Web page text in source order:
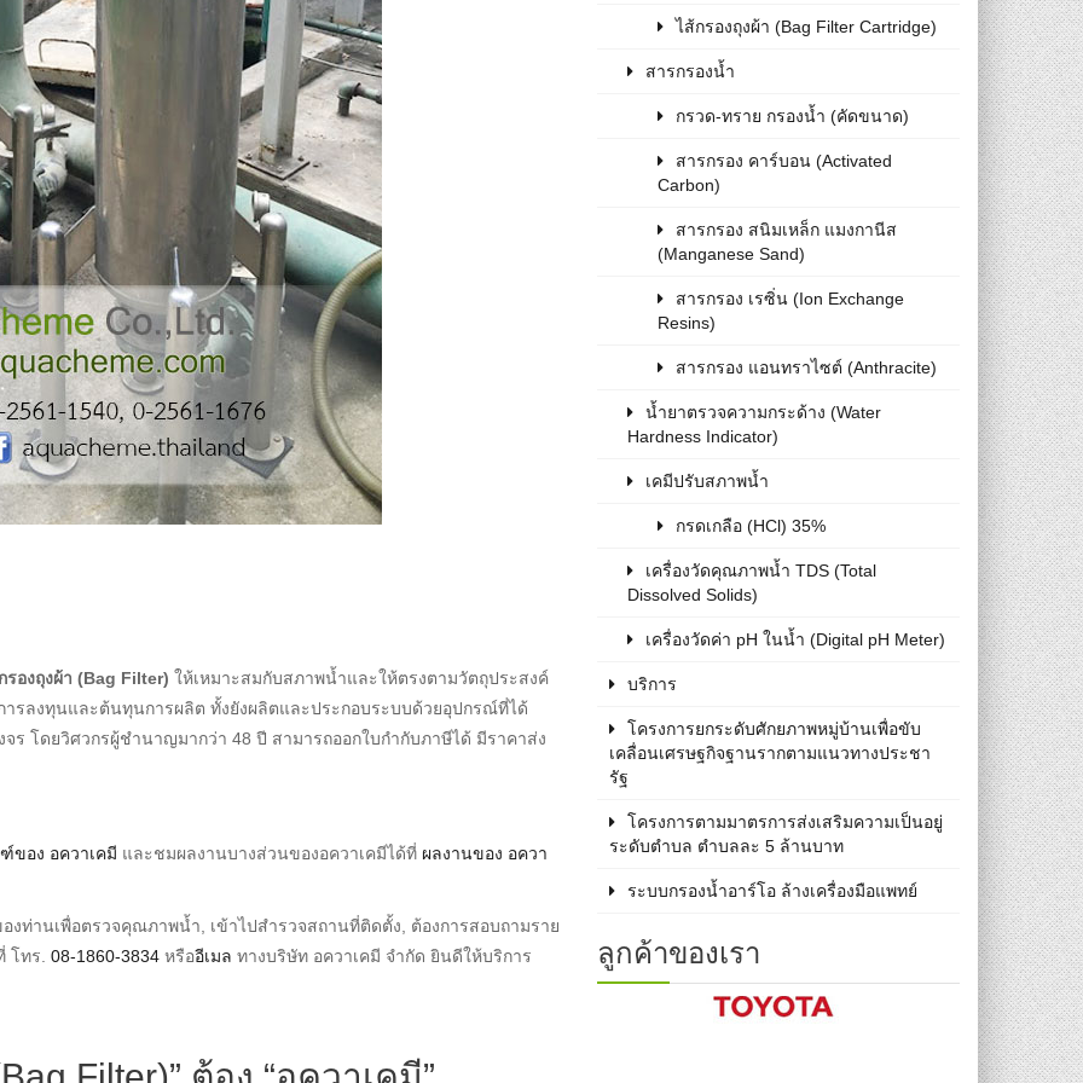
รองถุงผ้า (Bag Filter) ให้เหมาะสมกับสภาพน้ำและให้ตรงตามวัตถุประสงค์
รลงทุนและต้นทุนการผลิต ทั้งยังผลิตและประกอบระบบด้วยอุปกรณ์ที่ได้
ร โดยวิศวกรผู้ชำนาญมากว่า 48 ปี สามารถออกใบกำกับภาษีได้ มีราคาส่ง
ของ อควาเคมี และชมผลงานบางส่วนของอควาเคมีได้ที่ ผลงานของ อควา
ท่านเพื่อตรวจคุณภาพน้ำ, เข้าไปสำรวจสถานที่ติดตั้ง, ต้องการสอบถามราย
โทร. 08-1860-3834 หรืออีเมล ทางบริษัท อควาเคมี จำกัด ยินดีให้บริการ
ไส้กรองถุงผ้า (Bag Filter Cartridge)
สารกรองน้ำ
กรวด-ทราย กรองน้ำ (คัดขนาด)
สารกรอง คาร์บอน (Activated
Carbon)
สารกรอง สนิมเหล็ก แมงกานีส
(Manganese Sand)
สารกรอง เรซิ่น (Ion Exchange
Resins)
สารกรอง แอนทราไซต์ (Anthracite)
น้ำยาตรวจความกระด้าง (Water
Hardness Indicator)
เคมีปรับสภาพน้ำ
กรดเกลือ (HCl) 35%
เครื่องวัดคุณภาพน้ำ TDS (Total
Dissolved Solids)
เครื่องวัดค่า pH ในน้ำ (Digital pH Meter)
บริการ
โครงการยกระดับศักยภาพหมู่บ้านเพื่อขับ
เคลื่อนเศรษฐกิจฐานรากตามแนวทางประชา
รัฐ
โครงการตามมาตรการส่งเสริมความเป็นอยู่
ระดับตำบล ตำบลละ 5 ล้านบาท
ระบบกรองน้ำอาร์โอ ล้างเครื่องมือแพทย์
ลูกค้าของเรา